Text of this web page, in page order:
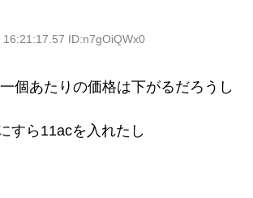
ID:n7gOiQWx0
個あたりの価格は下がるだろうし
すら11acを入れたし